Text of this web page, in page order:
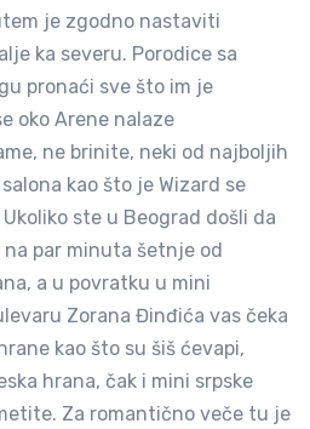
je zgodno nastaviti
ka severu. Porodice sa
pronaći sve što im je
oko Arene nalaze
ne brinite, neki od najboljih
kao što je Wizard se
ste u Beograd došli da
par minuta šetnje od
a u povratku u mini
Zorana Đinđića vas čeka
kao što su šiš ćevapi,
hrana, čak i mini srpske
Za romantično veče tu je